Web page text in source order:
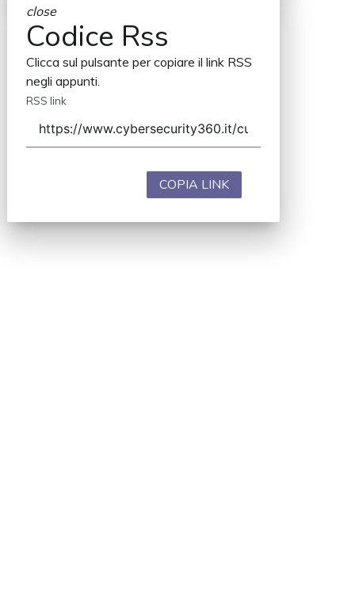
close
Codice Rss
Clicca sul pulsante per copiare il link RSS
negli appunti.
RSS link
COPIA LINK